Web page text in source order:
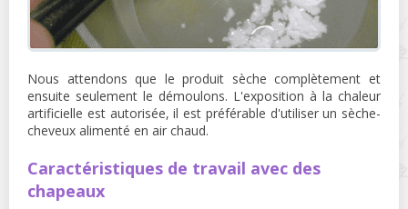
Nous attendons que le produit sèche complètement et
ensuite seulement le démoulons. L'exposition à la chaleur
artificielle est autorisée, il est préférable d'utiliser un sèche-
cheveux alimenté en air chaud.
Caractéristiques de travail avec des
chapeaux